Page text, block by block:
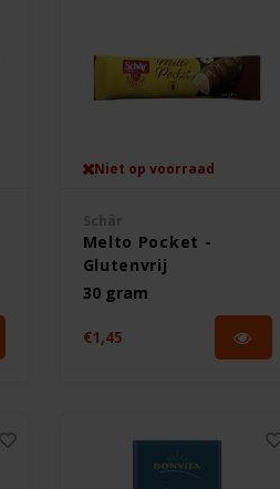
Niet op voorraad
Melto Pocket -
Glutenvrij
30 gram
€1,45